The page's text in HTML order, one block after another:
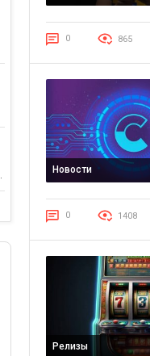
0 865
Новости
0 1408
Релизы